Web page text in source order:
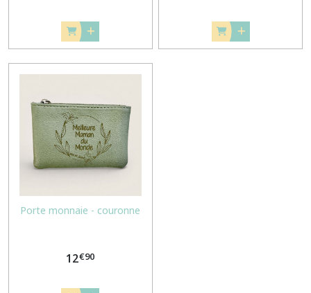
Porte monnaie - couronne
12€90
Afficher